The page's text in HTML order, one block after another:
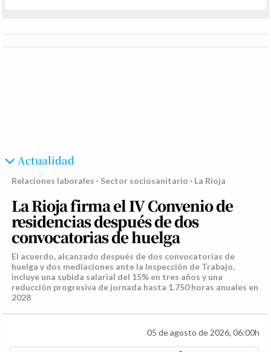
Actualidad
Relaciones laborales · Sector sociosanitario · La Rioja
La Rioja firma el IV Convenio de
residencias después de dos
convocatorias de huelga
El acuerdo, alcanzado después de dos convocatorias de
huelga y dos mediaciones ante la Inspección de Trabajo,
incluye una subida salarial del 15% en tres años y una
reducción progresiva de jornada hasta 1.750 horas anuales en
2028
05 de agosto de 2026, 06:00h